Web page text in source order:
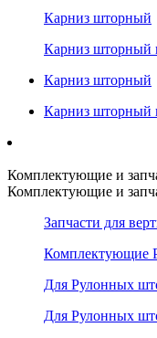
Карниз шторный
Карниз шторный
Карниз шторный
Карниз шторный
Комплектующие и
Комплектующие и
Запчасти для
Комплектующие
Для Рулонных
Для Рулонных